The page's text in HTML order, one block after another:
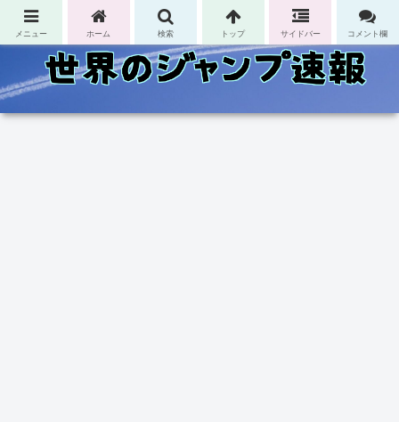
コンテンツへスキップ
メニュー ホーム 検索 トップ サイドバー コメント欄